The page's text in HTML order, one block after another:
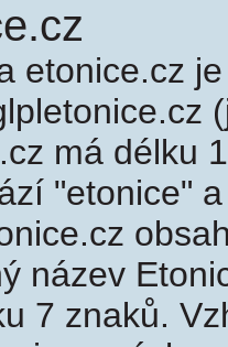
etonice.cz
má délku
"etonice"
název
7 znaků.